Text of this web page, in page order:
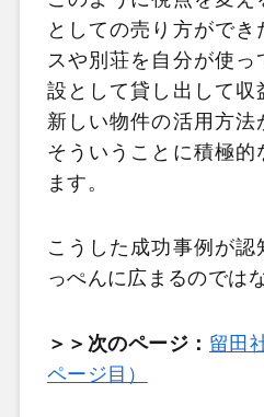
としての売り方がで
スや別荘を自分が使
設として貸し出して収
新しい物件の活用方
そういうことに積極的
ます。
こうした成功事例が
っぺんに広まるのでは
＞＞次のページ： 留田
ページ目）